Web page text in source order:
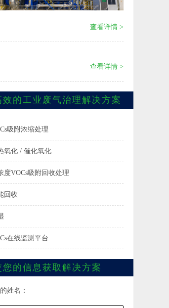
查看详情 >
查看详情 >
效的工业废气治理解决方案
吸附浓缩处理
氧化 / 催化氧化
度VOCs吸附回收处理
回收
在线监测平台
您的信息获取解决方案
姓名：